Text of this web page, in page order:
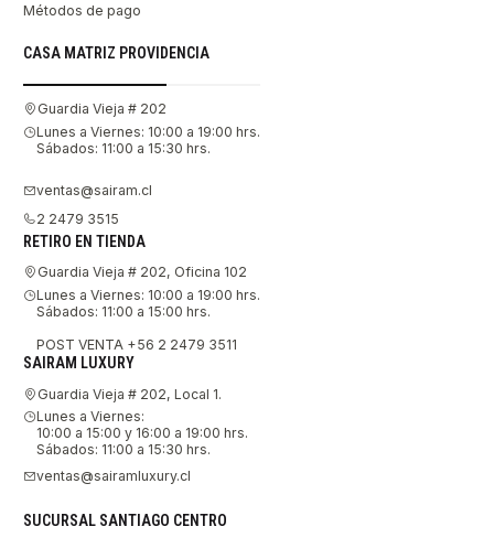
Métodos de pago
CASA MATRIZ PROVIDENCIA
Guardia Vieja # 202
Lunes a Viernes: 10:00 a 19:00 hrs.
Sábados: 11:00 a 15:30 hrs.
ventas@sairam.cl
2 2479 3515
RETIRO EN TIENDA
Guardia Vieja # 202, Oficina 102
Lunes a Viernes: 10:00 a 19:00 hrs.
Sábados: 11:00 a 15:00 hrs.
POST VENTA +56 2 2479 3511
SAIRAM LUXURY
Guardia Vieja # 202, Local 1.
Lunes a Viernes:
10:00 a 15:00 y 16:00 a 19:00 hrs.
Sábados: 11:00 a 15:30 hrs.
ventas@sairamluxury.cl
SUCURSAL SANTIAGO CENTRO